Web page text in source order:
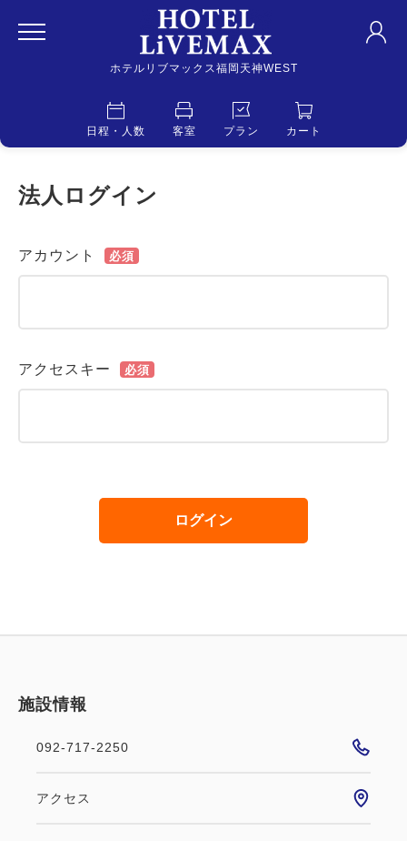
ホテルリブマックス福岡天神WEST
日程・人数 客室 プラン カート
法人ログイン
アカウント 必須
アクセスキー 必須
ログイン
施設情報
092-717-2250
アクセス